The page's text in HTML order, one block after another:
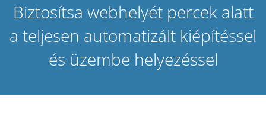
Biztosítsa webhelyét percek alatt
a teljesen automatizált kiépítéssel
és üzembe helyezéssel